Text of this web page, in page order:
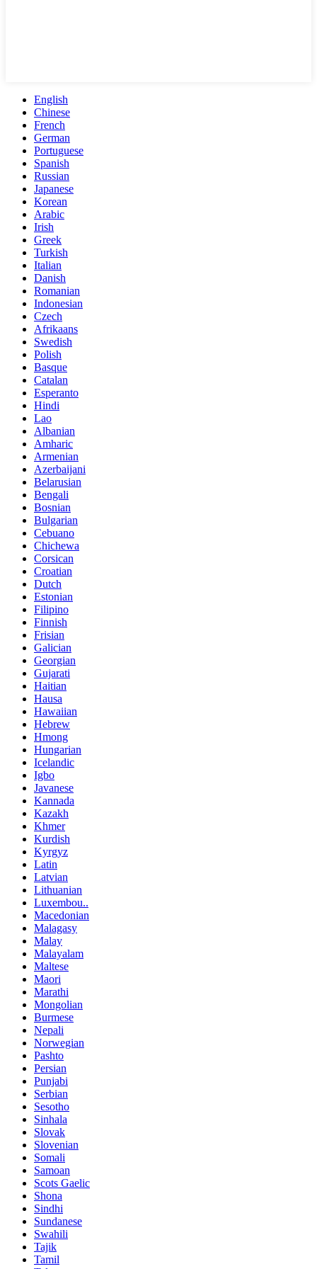
English
Chinese
French
German
Portuguese
Spanish
Russian
Japanese
Korean
Arabic
Irish
Greek
Turkish
Italian
Danish
Romanian
Indonesian
Czech
Afrikaans
Swedish
Polish
Basque
Catalan
Esperanto
Hindi
Lao
Albanian
Amharic
Armenian
Azerbaijani
Belarusian
Bengali
Bosnian
Bulgarian
Cebuano
Chichewa
Corsican
Croatian
Dutch
Estonian
Filipino
Finnish
Frisian
Galician
Georgian
Gujarati
Haitian
Hausa
Hawaiian
Hebrew
Hmong
Hungarian
Icelandic
Igbo
Javanese
Kannada
Kazakh
Khmer
Kurdish
Kyrgyz
Latin
Latvian
Lithuanian
Luxembou..
Macedonian
Malagasy
Malay
Malayalam
Maltese
Maori
Marathi
Mongolian
Burmese
Nepali
Norwegian
Pashto
Persian
Punjabi
Serbian
Sesotho
Sinhala
Slovak
Slovenian
Somali
Samoan
Scots Gaelic
Shona
Sindhi
Sundanese
Swahili
Tajik
Tamil